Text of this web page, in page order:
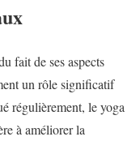
fait de ses aspects
un rôle significatif
régulièrement, le yoga
à améliorer la